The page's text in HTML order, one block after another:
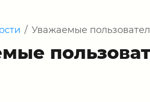
/ Уважаемые